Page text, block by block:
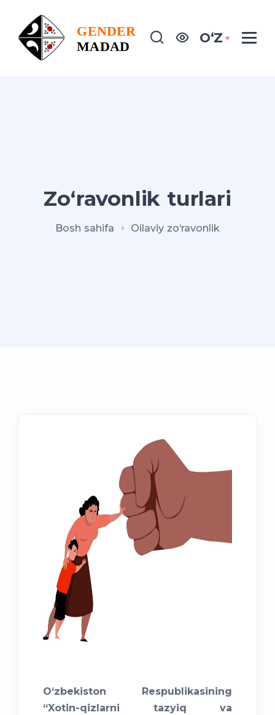
OʻZ
Zo‘ravonlik turlari
Bosh sahifa Oilaviy zo‘ravonlik
O‘zbekiston Respublikasining
“Xotin-qizlarni tazyiq va